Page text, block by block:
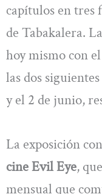
capítulos en tres
de Tabakalera.
hoy mismo con
las dos
y el 2 de junio,
La exposición
cine Evil Eye,
mensual que